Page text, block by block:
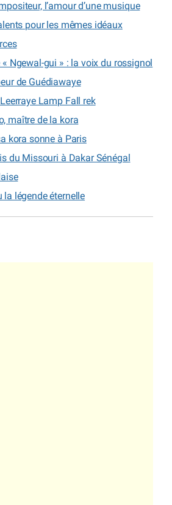
l’amour d’une musique
pour les mêmes idéaux
Ngewal-gui » : la voix du rossignol
de Guédiawaye
Lamp Fall rek
maître de la kora
kora sonne à Paris
du Missouri à Dakar Sénégal
la légende éternelle